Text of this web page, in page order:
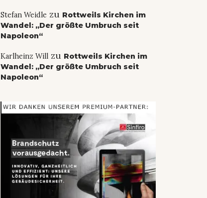
Stefan Weidle zu Rottweils Kirchen im
Wandel: „Der größte Umbruch seit
Napoleon“
Karlheinz Willzu Rottweils Kirchen im
Wandel: „Der größte Umbruch seit
Napoleon“